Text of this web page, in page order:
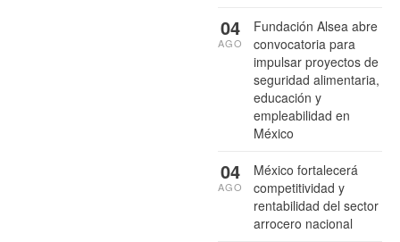
Fundación Alsea abre
convocatoria para
impulsar proyectos de
seguridad alimentaria,
educación y
empleabilidad en
México
04
AGO
México fortalecerá
competitividad y
rentabilidad del sector
arrocero nacional
04
AGO